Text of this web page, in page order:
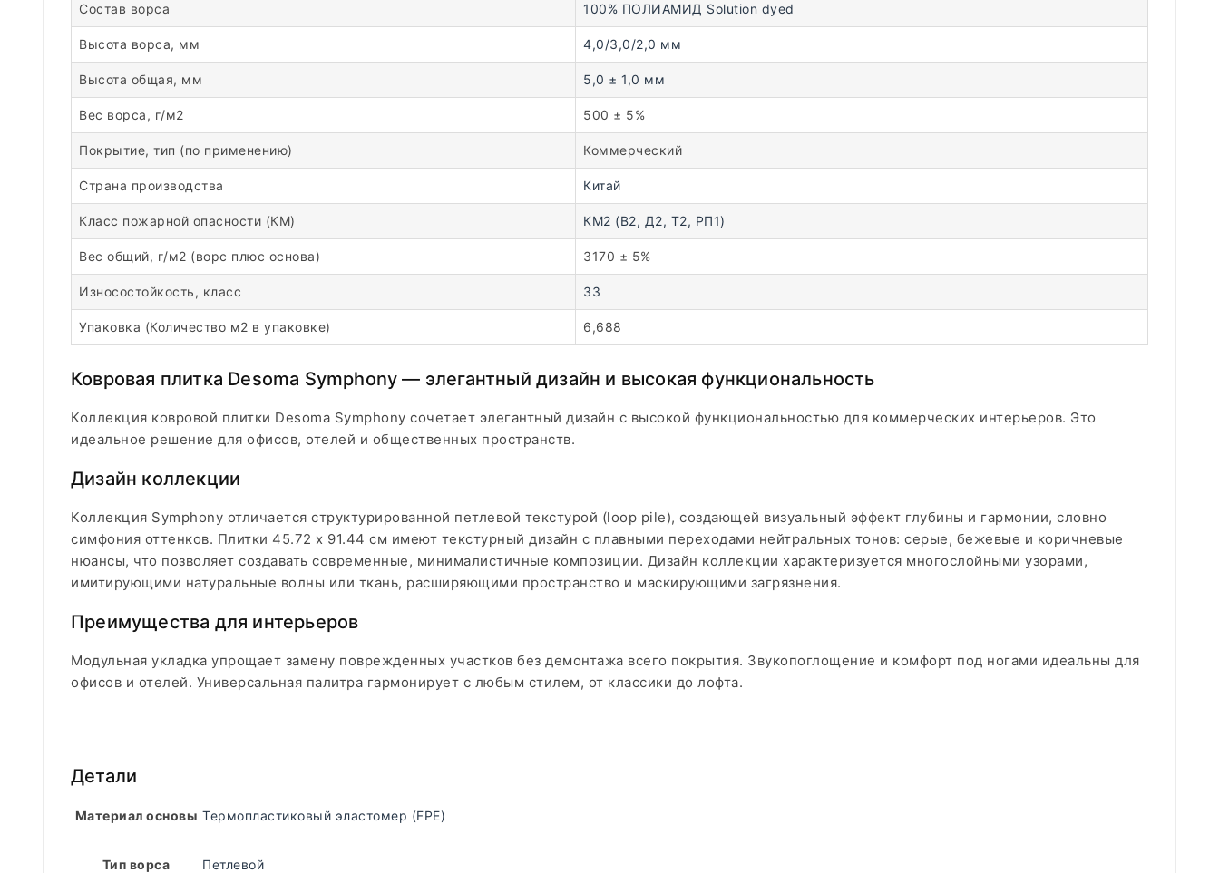
Состав ворса 100% ПОЛИАМИД Solution dyed
Высота ворса, мм 4,0/3,0/2,0 мм
Высота общая, мм 5,0 ± 1,0 мм
Вес ворса, г/м2 500 ± 5%
Покрытие, тип (по применению) Коммерческий
Страна производства Китай
Класс пожарной опасности (КМ) КМ2 (В2, Д2, Т2, РП1)
Вес общий, г/м2 (ворс плюс основа) 3170 ± 5%
Износостойкость, класс 33
Упаковка (Количество м2 в упаковке) 6,688
Ковровая плитка Desoma Symphony — элегантный дизайн и высокая функциональность
Коллекция ковровой плитки Desoma Symphony сочетает элегантный дизайн с высокой функциональностью для коммерческих интерьеров. Это
идеальное решение для офисов, отелей и общественных пространств.
Дизайн коллекции
Коллекция Symphony отличается структурированной петлевой текстурой (loop pile), создающей визуальный эффект глубины и гармонии, словно
симфония оттенков. Плитки 45.72 x 91.44 см имеют текстурный дизайн с плавными переходами нейтральных тонов: серые, бежевые и коричневые
нюансы, что позволяет создавать современные, минималистичные композиции. Дизайн коллекции характеризуется многослойными узорами,
имитирующими натуральные волны или ткань, расширяющими пространство и маскирующими загрязнения.
Преимущества для интерьеров
Модульная укладка упрощает замену поврежденных участков без демонтажа всего покрытия. Звукопоглощение и комфорт под ногами идеальны для
офисов и отелей. Универсальная палитра гармонирует с любым стилем, от классики до лофта.
Детали
Материал основы Термопластиковый эластомер (FPE)
Тип ворса Петлевой